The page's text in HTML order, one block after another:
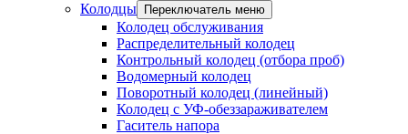
Колодцы
Переключатель меню
Колодец обслуживания
Распределительный колодец
Контрольный колодец (отбора проб)
Водомерный колодец
Поворотный колодец (линейный)
Колодец с УФ-обеззараживателем
Гаситель напора